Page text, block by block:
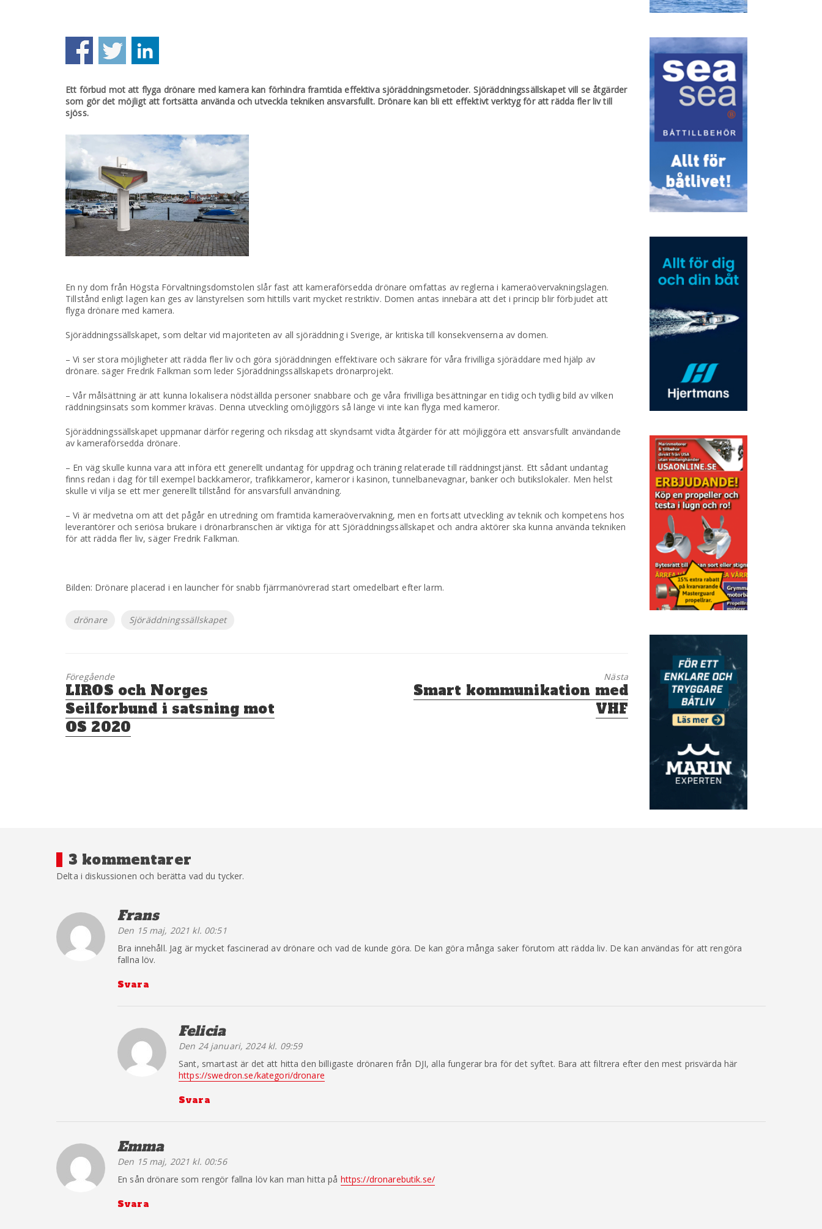
Ett förbud mot att flyga drönare med kamera kan förhindra framtida effektiva sjöräddningsmetoder. Sjöräddningssällskapet vill se åtgärder
som gör det möjligt att fortsätta använda och utveckla tekniken ansvarsfullt. Drönare kan bli ett effektivt verktyg för att rädda fler liv till
sjöss.
En ny dom från Högsta Förvaltningsdomstolen slår fast att kameraförsedda drönare omfattas av reglerna i kameraövervakningslagen.
Tillstånd enligt lagen kan ges av länstyrelsen som hittills varit mycket restriktiv. Domen antas innebära att det i princip blir förbjudet att
flyga drönare med kamera.
Sjöräddningssällskapet, som deltar vid majoriteten av all sjöräddning i Sverige, är kritiska till konsekvenserna av domen.
– Vi ser stora möjligheter att rädda fler liv och göra sjöräddningen effektivare och säkrare för våra frivilliga sjöräddare med hjälp av
drönare. säger Fredrik Falkman som leder Sjöräddningssällskapets drönarprojekt.
– Vår målsättning är att kunna lokalisera nödställda personer snabbare och ge våra frivilliga besättningar en tidig och tydlig bild av vilken
räddningsinsats som kommer krävas. Denna utveckling omöjliggörs så länge vi inte kan flyga med kameror.
Sjöräddningssällskapet uppmanar därför regering och riksdag att skyndsamt vidta åtgärder för att möjliggöra ett ansvarsfullt användande
av kameraförsedda drönare.
– En väg skulle kunna vara att införa ett generellt undantag för uppdrag och träning relaterade till räddningstjänst. Ett sådant undantag
finns redan i dag för till exempel backkameror, trafikkameror, kameror i kasinon, tunnelbanevagnar, banker och butikslokaler. Men helst
skulle vi vilja se ett mer generellt tillstånd för ansvarsfull användning.
– Vi är medvetna om att det pågår en utredning om framtida kameraövervakning, men en fortsatt utveckling av teknik och kompetens hos
leverantörer och seriösa brukare i drönarbranschen är viktiga för att Sjöräddningssällskapet och andra aktörer ska kunna använda tekniken
för att rädda fler liv, säger Fredrik Falkman.
Bilden: Drönare placerad i en launcher för snabb fjärrmanövrerad start omedelbart efter larm.
Etiketter
drönare Sjöräddningssällskapet
Föregående
Föregående
inlägg:
LIROS och Norges
Seilforbund i satsning mot
OS 2020
Nästa
Nästa
inlägg:
Smart kommunikation med
VHF
3 kommentarer
Delta i diskussionen och berätta vad du tycker.
Franssäger:
Den 15 maj, 2021 kl. 00:51
Bra innehåll. Jag är mycket fascinerad av drönare och vad de kunde göra. De kan göra många saker förutom att rädda liv. De kan användas för att rengöra
fallna löv.
Svara
Feliciasäger:
Den 24 januari, 2024 kl. 09:59
Sant, smartast är det att hitta den billigaste drönaren från DJI, alla fungerar bra för det syftet. Bara att filtrera efter den mest prisvärda här
https://swedron.se/kategori/dronare
Svara
Emmasäger:
Den 15 maj, 2021 kl. 00:56
En sån drönare som rengör fallna löv kan man hitta på https://dronarebutik.se/
Svara